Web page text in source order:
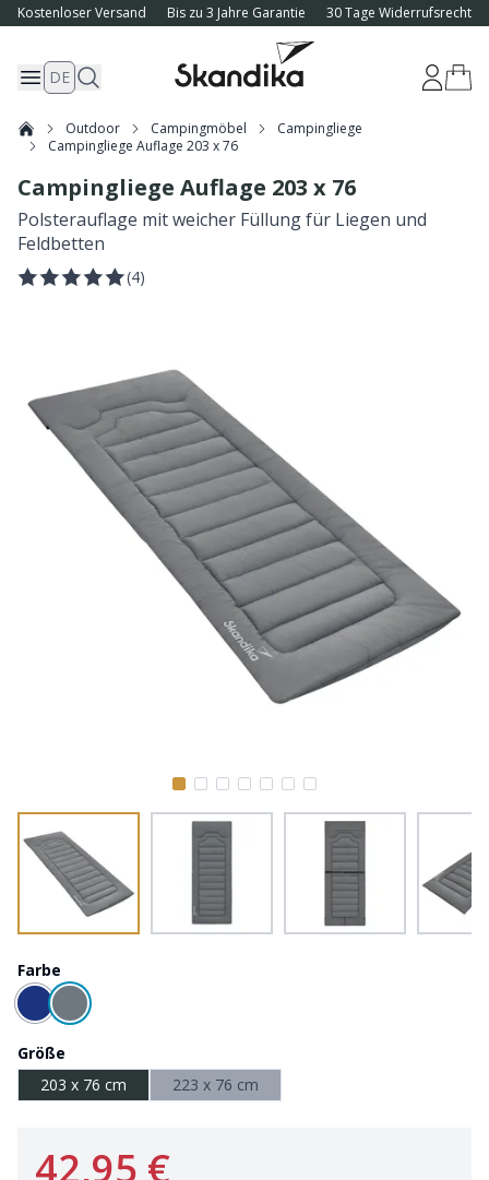
Kostenloser Versand Bis zu 3 Jahre Garantie 30 Tage Widerrufsrecht
DE
Outdoor Campingmöbel
Campingliege
Campingliege Auflage 203 x 76
Campingliege Auflage 203 x 76
Polsterauflage mit weicher Füllung für Liegen und
Feldbetten
(4)
Farbe
Größe
203 x 76 cm
223 x 76 cm
42,95 €